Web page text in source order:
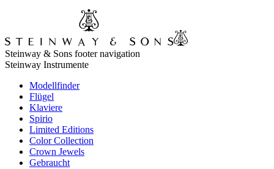
Steinway & Sons footer navigation
Steinway Instrumente
Modellfinder
Flügel
Klaviere
Spirio
Limited Editions
Color Collection
Crown Jewels
Gebraucht